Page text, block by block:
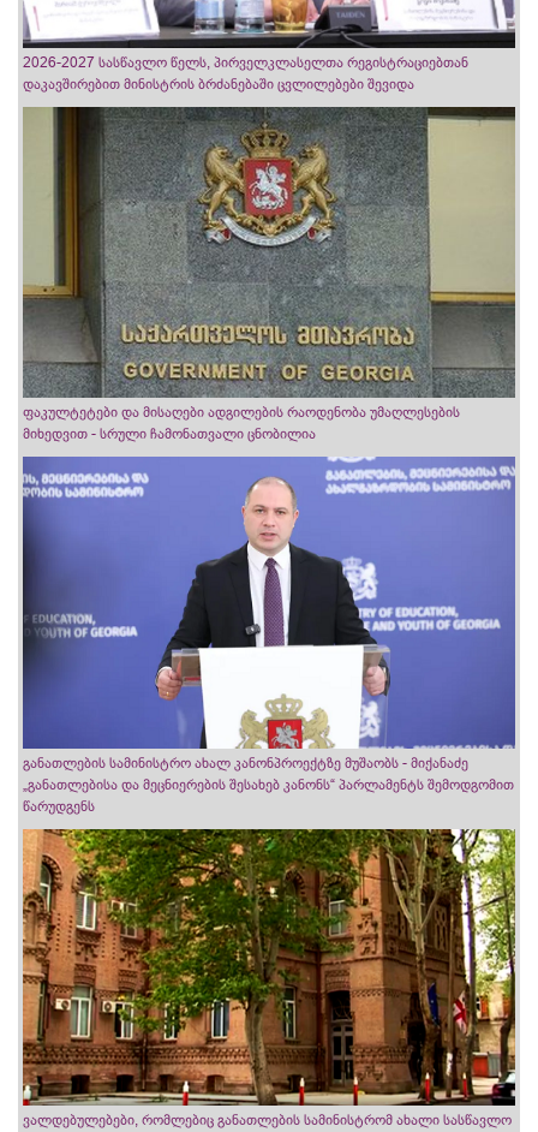
2026-2027 სასწავლო წელს, პირველკლასელთა რეგისტრაციებთან
დაკავშირებით მინისტრის ბრძანებაში ცვლილებები შევიდა
ფაკულტეტები და მისაღები ადგილების რაოდენობა უმაღლესების
მიხედვით - სრული ჩამონათვალი ცნობილია
განათლების სამინისტრო ახალ კანონპროექტზე მუშაობს - მიქანაძე
„განათლებისა და მეცნიერების შესახებ კანონს“ პარლამენტს შემოდგომით
წარუდგენს
ვალდებულებები, რომლებიც განათლების სამინისტრომ ახალი სასწავლო